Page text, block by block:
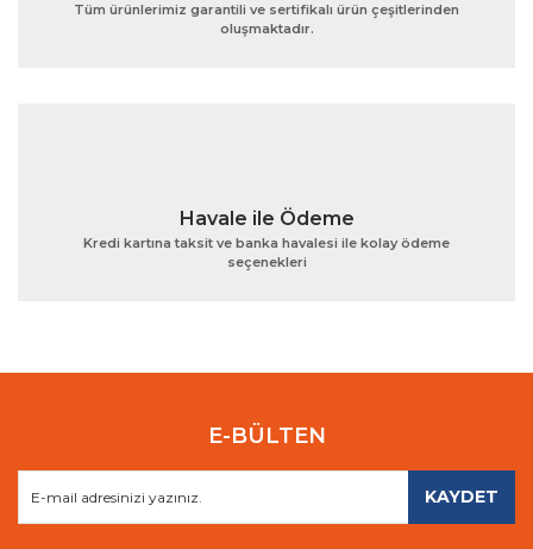
Gönder
Tüm ürünlerimiz garantili ve sertifikalı ürün çeşitlerinden
oluşmaktadır.
Havale ile Ödeme
Kredi kartına taksit ve banka havalesi ile kolay ödeme
seçenekleri
E-BÜLTEN
KAYDET